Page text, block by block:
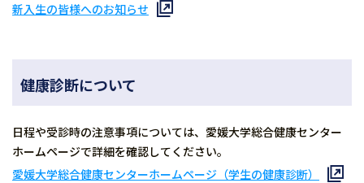
新入生の皆様へのお知らせ
健康診断について
日程や受診時の注意事項については、愛媛大学総合健康センター
ホームページで詳細を確認してください。
愛媛大学総合健康センターホームページ（学生の健康診断）